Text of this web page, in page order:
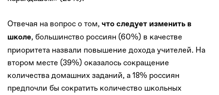
Отвечая на вопрос о том, что следует изменить в
школе, большинство россиян (60%) в качестве
приоритета назвали повышение дохода учителей. На
втором месте (39%) оказалось сокращение
количества домашних заданий, а 18% россиян
предпочли бы сократить количество школьных